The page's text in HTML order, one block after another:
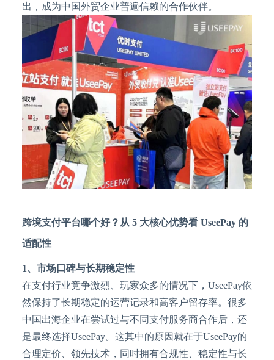
出，成为中国外贸企业普遍信赖的合作伙伴。
跨境支付平台哪个好？从 5 大核心优势看 UseePay 的
适配性
1、 市场口碑与长期稳定性
在支付行业竞争激烈、玩家众多的情况下， UseePay依
然保持了长期稳定的运营记录和高客户留存率。很多
中国出海企业在尝试过与不同支付服务商合作后，还
是最终选择UseePay。这其中的原因就在于UseePay的
合理定价、领先技术，同时拥有合规性、稳定性与长